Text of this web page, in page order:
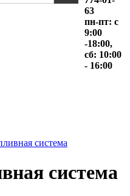
63
пн-пт: с
9:00
-18:00,
сб: 10:00
- 16:00
система
система